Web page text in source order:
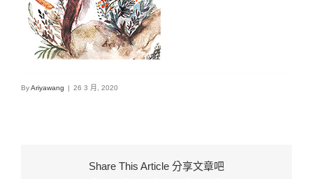
ByAriyawang | 26 3 月, 2020
Share This Article 分享文章吧